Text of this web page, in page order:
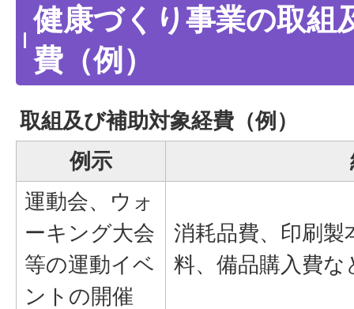
健康づくり事業の取組
費（例）
取組及び補助対象経費（例）
例示
運動会、ウォ
ーキング大会
等の運動イベ
ントの開催
消耗品費、印刷製
料、備品購入費な